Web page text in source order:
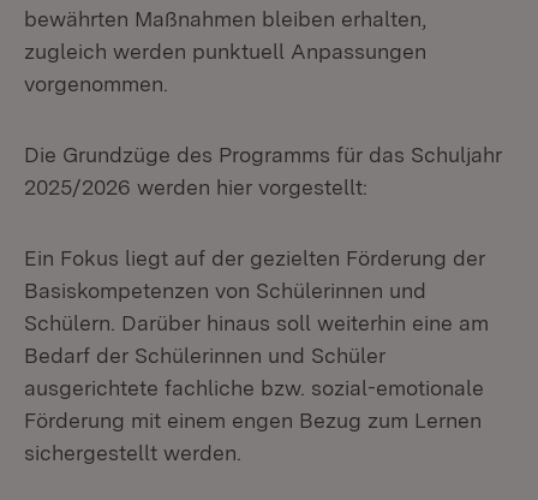
bewährten Maßnahmen bleiben erhalten,
zugleich werden punktuell Anpassungen
vorgenommen.
Die Grundzüge des Programms für das Schuljahr
2025/2026 werden hier vorgestellt:
Ein Fokus liegt auf der gezielten Förderung der
Basiskompetenzen von Schülerinnen und
Schülern. Darüber hinaus soll weiterhin eine am
Bedarf der Schülerinnen und Schüler
ausgerichtete fachliche bzw. sozial-emotionale
Förderung mit einem engen Bezug zum Lernen
sichergestellt werden.